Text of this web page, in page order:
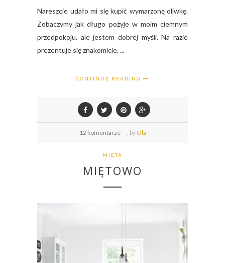
Nareszcie udało mi się kupić wymarzoną oliwkę.
Zobaczymy jak długo pożyje w moim ciemnym
przedpokoju, ale jestem dobrej myśli. Na razie
prezentuje się znakomicie. ...
CONTINUE READING
12 komentarze , by Ola
MIĘTA
MIĘTOWO